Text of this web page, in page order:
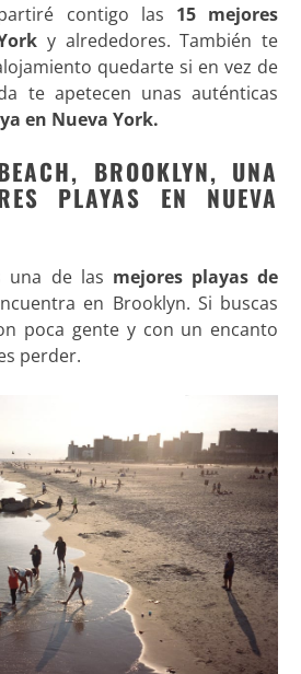
contigo las 15 mejores
y alrededores. También te
quedarte si en vez de
te apetecen unas auténticas
en Nueva York.
BROOKLYN, UNA
PLAYAS EN NUEVA
una de las mejores playas de
en Brooklyn. Si buscas
poca gente y con un encanto
perder.